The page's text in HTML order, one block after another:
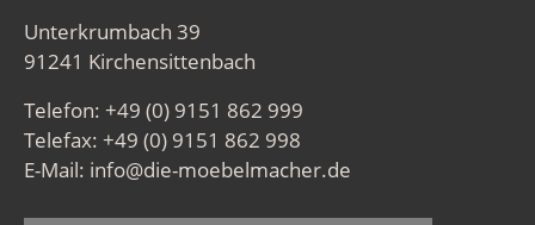
Unterkrumbach 39
91241 Kirchensittenbach
Telefon: +49 (0) 9151 862 999
Telefax: +49 (0) 9151 862 998
E-Mail: info@die-moebelmacher.de